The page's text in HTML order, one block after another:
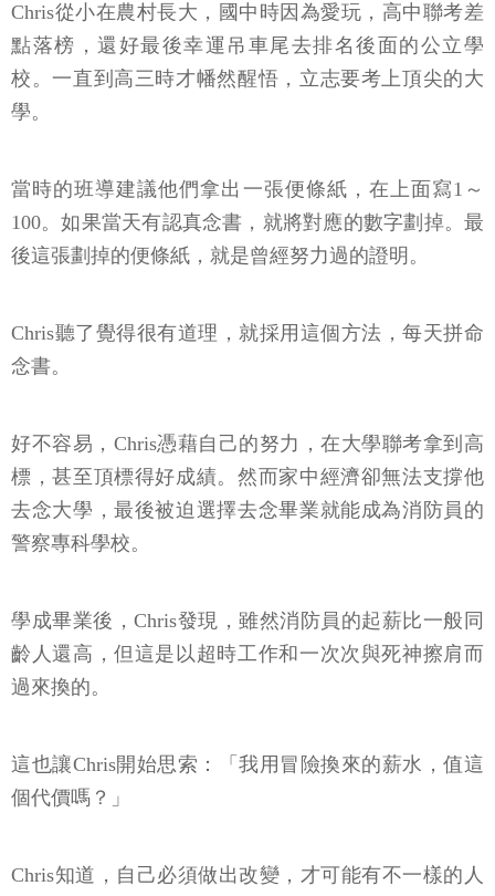
Chris從小在農村長大，國中時因為愛玩，高中聯考差
點落榜，還好最後幸運吊車尾去排名後面的公立學
校。一直到高三時才幡然醒悟，立志要考上頂尖的大
學。
當時的班導建議他們拿出一張便條紙，在上面寫1～
100。如果當天有認真念書，就將對應的數字劃掉。最
後這張劃掉的便條紙，就是曾經努力過的證明。
Chris聽了覺得很有道理，就採用這個方法，每天拼命
念書。
好不容易，Chris憑藉自己的努力，在大學聯考拿到高
標，甚至頂標得好成績。然而家中經濟卻無法支撐他
去念大學，最後被迫選擇去念畢業就能成為消防員的
警察專科學校。
學成畢業後，Chris發現，雖然消防員的起薪比一般同
齡人還高，但這是以超時工作和一次次與死神擦肩而
過來換的。
這也讓Chris開始思索：「我用冒險換來的薪水，值這
個代價嗎？」
Chris知道，自己必須做出改變，才可能有不一樣的人